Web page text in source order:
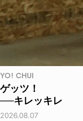
YO! CHUI
ゲッツ！
──キレッキレ
2026.08.07